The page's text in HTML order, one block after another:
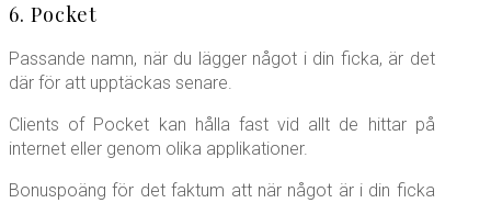
6. Pocket
Passande namn, när du lägger något i din ficka, är det
där för att upptäckas senare.
Clients of Pocket kan hålla fast vid allt de hittar på
internet eller genom olika applikationer.
Bonuspoäng för det faktum att när något är i din ficka